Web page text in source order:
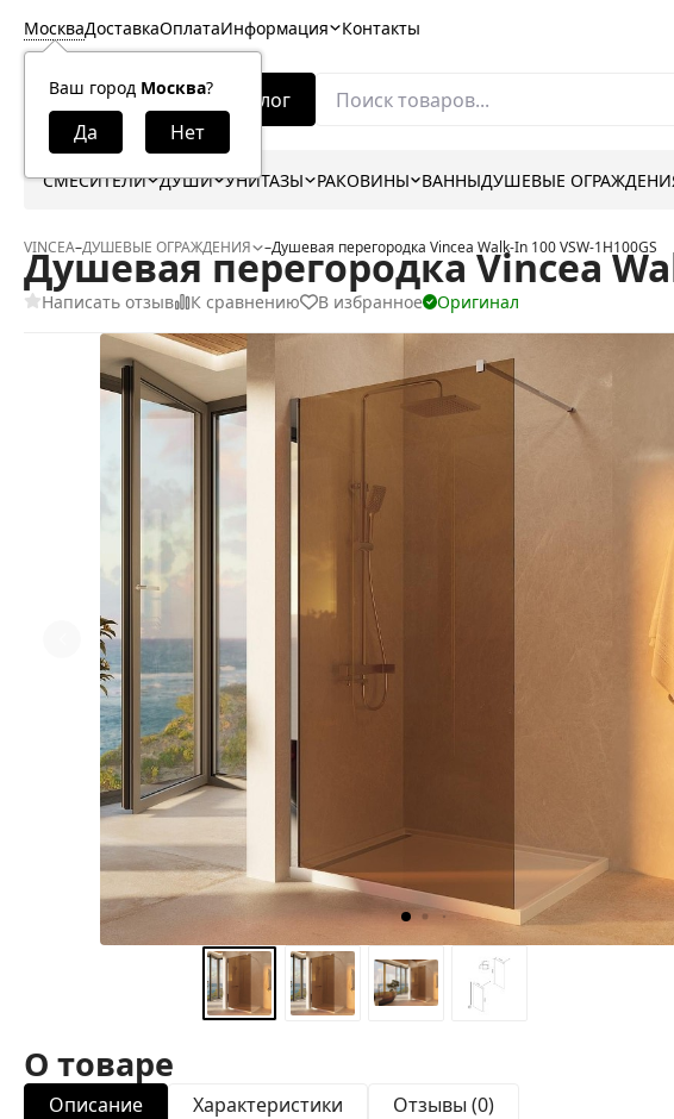
Москва
Ваш город Москва?
ДоставкаОплатаИнформация Контакты
Каталог
СМЕСИТЕЛИ ДУШИ УНИТАЗЫ РАКОВИНЫ ВАННЫДУШЕВЫЕ
VINCEA–ДУШЕВЫЕ ОГРАЖДЕНИЯ –Душевая перегородка Vincea Walk-In 100 VSW-1H100GS
Душевая перегородка Vincea
Написать отзыв К сравнению В избранное Оригинал
О товаре
Описание Характеристики Отзывы (0)